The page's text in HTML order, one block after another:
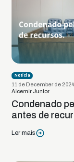
Notícia
11 de December de
Alcemir Junior
Condenado
antes de
Ler mais